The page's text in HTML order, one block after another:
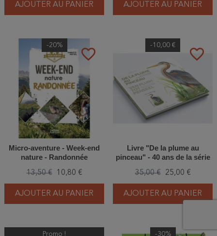
AJOUTER AU PANIER AJOUTER AU PANIER
favorite_border
-20%
Micro-aventure - Week-end
nature - Randonnée
13,50 € 10,80 €
AJOUTER AU PANIER
favorite_border
-10,00 €
Livre "De la plume au
pinceau" - 40 ans de la série
oiseaux - André Buzin
35,00 € 25,00 €
AJOUTER AU PANIER
Promo ! -30%